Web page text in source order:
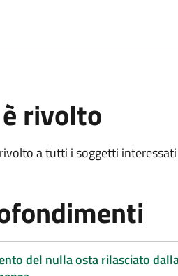
rivolto
a tutti i soggetti
del nulla osta rilasciato